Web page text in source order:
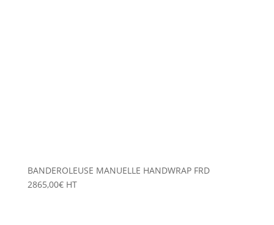
BANDEROLEUSE MANUELLE HANDWRAP FRD
2865,00€ HT